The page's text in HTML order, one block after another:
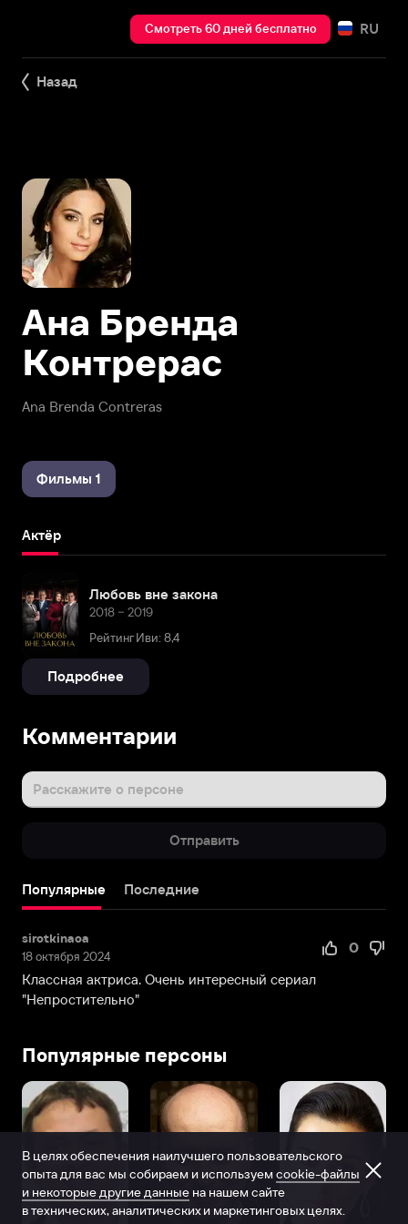
Смотреть 60 дней бесплатно RU
Назад
Ana Brenda Contreras
Ана Бренда
Контрерас
Фильмы 1
Актёр
Любовь вне закона
2018 – 2019
Рейтинг Иви: 8,4
Подробнее
Комментарии
Расскажите о персоне
Отправить
Популярные Последние
sirotkinaoa
18 октября 2024
0
Классная актриса. Очень интересный сериал
"Непростительно"
Популярные персоны
В целях обеспечения наилучшего пользовательского
опыта для вас мы собираем и используем cookie-файлы
и некоторые другие данные на нашем сайте
в технических, аналитических и маркетинговых целях.